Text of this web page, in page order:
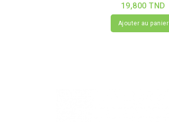
19,800 TND
Ajouter au panier